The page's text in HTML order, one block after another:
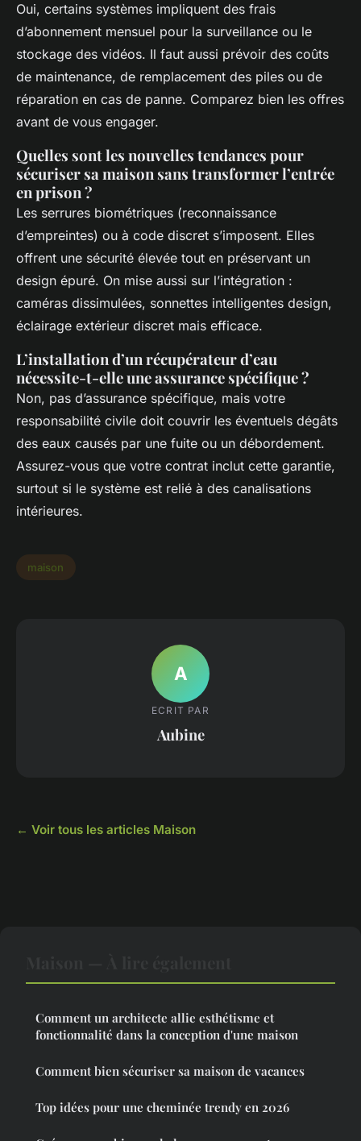
Oui, certains systèmes impliquent des frais
d’abonnement mensuel pour la surveillance ou le
stockage des vidéos. Il faut aussi prévoir des coûts
de maintenance, de remplacement des piles ou de
réparation en cas de panne. Comparez bien les offres
avant de vous engager.
Quelles sont les nouvelles tendances pour
sécuriser sa maison sans transformer l’entrée
en prison ?
Les serrures biométriques (reconnaissance
d’empreintes) ou à code discret s’imposent. Elles
offrent une sécurité élevée tout en préservant un
design épuré. On mise aussi sur l’intégration :
caméras dissimulées, sonnettes intelligentes design,
éclairage extérieur discret mais efficace.
L’installation d’un récupérateur d’eau
nécessite-t-elle une assurance spécifique ?
Non, pas d’assurance spécifique, mais votre
responsabilité civile doit couvrir les éventuels dégâts
des eaux causés par une fuite ou un débordement.
Assurez-vous que votre contrat inclut cette garantie,
surtout si le système est relié à des canalisations
intérieures.
maison
A
ECRIT PAR
Aubine
← Voir tous les articles Maison
Comment un architecte allie esthétisme et
fonctionnalité dans la conception d'une maison
Comment bien sécuriser sa maison de vacances
Top idées pour une cheminée trendy en 2026